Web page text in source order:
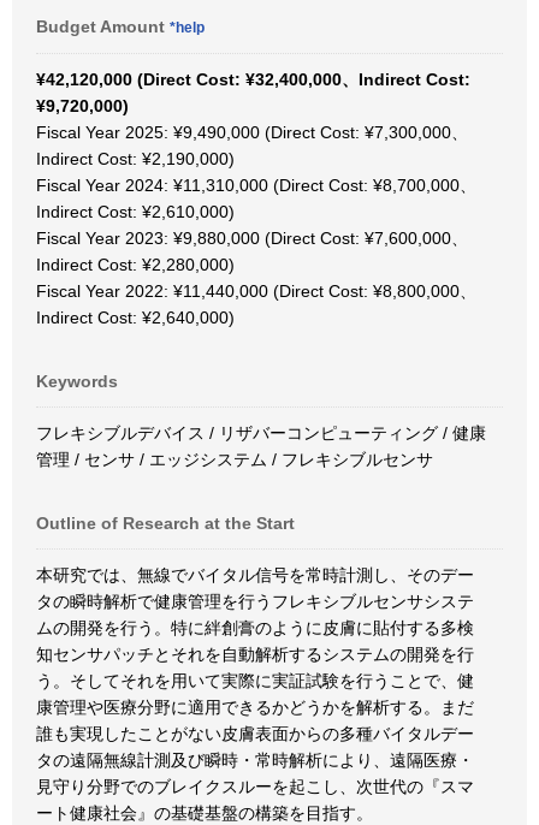
Budget Amount *help
¥42,120,000 (Direct Cost: ¥32,400,000、Indirect Cost:
¥9,720,000)
Fiscal Year 2025: ¥9,490,000 (Direct Cost: ¥7,300,000、
Indirect Cost: ¥2,190,000)
Fiscal Year 2024: ¥11,310,000 (Direct Cost: ¥8,700,000、
Indirect Cost: ¥2,610,000)
Fiscal Year 2023: ¥9,880,000 (Direct Cost: ¥7,600,000、
Indirect Cost: ¥2,280,000)
Fiscal Year 2022: ¥11,440,000 (Direct Cost: ¥8,800,000、
Indirect Cost: ¥2,640,000)
Keywords
フレキシブルデバイス / リザバーコンピューティング / 健康
管理 / センサ / エッジシステム / フレキシブルセンサ
Outline of Research at the Start
本研究では、無線でバイタル信号を常時計測し、そのデー
タの瞬時解析で健康管理を行うフレキシブルセンサシステ
ムの開発を行う。特に絆創膏のように皮膚に貼付する多検
知センサパッチとそれを自動解析するシステムの開発を行
う。そしてそれを用いて実際に実証試験を行うことで、健
康管理や医療分野に適用できるかどうかを解析する。まだ
誰も実現したことがない皮膚表面からの多種バイタルデー
タの遠隔無線計測及び瞬時・常時解析により、遠隔医療・
見守り分野でのブレイクスルーを起こし、次世代の『スマ
ート健康社会』の基礎基盤の構築を目指す。